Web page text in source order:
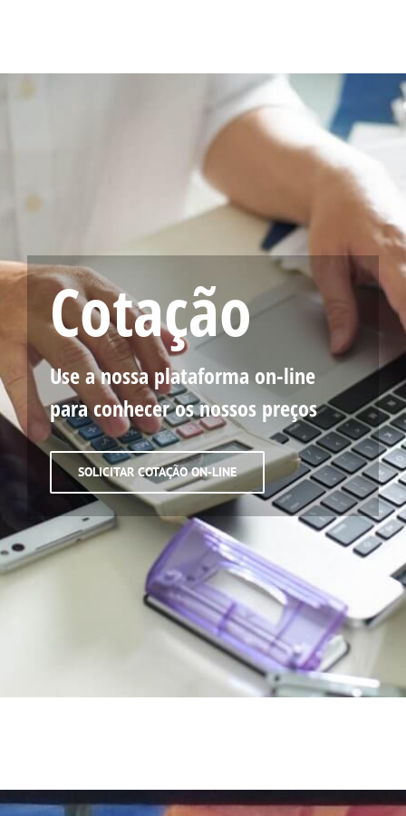
Cotação
Use a nossa plataforma on-line
para conhecer os nossos preços
SOLICITAR COTAÇÃO ON-LINE